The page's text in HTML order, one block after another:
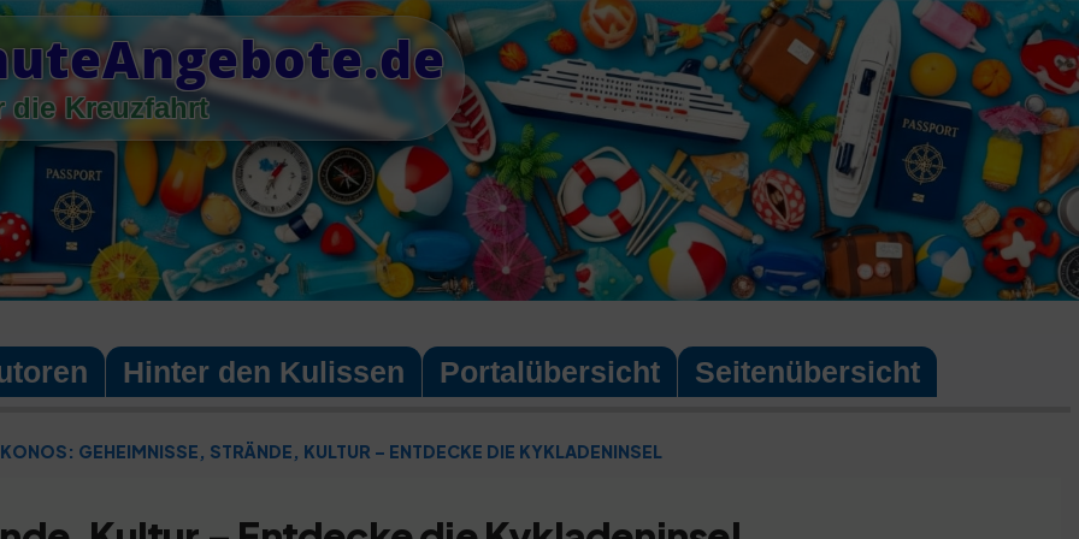
die Kreuzfahrt
Hinter den Kulissen Portalübersicht Seitenübersicht
GEHEIMNISSE, STRÄNDE, KULTUR – ENTDECKE DIE KYKLADENINSEL